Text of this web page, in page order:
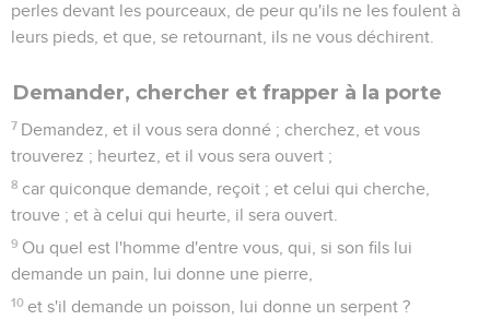
perles devant les pourceaux, de peur qu'ils ne les foulent à
leurs pieds, et que, se retournant, ils ne vous déchirent.
Demander, chercher et frapper à la porte
7 Demandez, et il vous sera donné ; cherchez, et vous
trouverez ; heurtez, et il vous sera ouvert ;
8 car quiconque demande, reçoit ; et celui qui cherche,
trouve ; et à celui qui heurte, il sera ouvert.
9 Ou quel est l'homme d'entre vous, qui, si son fils lui
demande un pain, lui donne une pierre,
10 et s'il demande un poisson, lui donne un serpent ?